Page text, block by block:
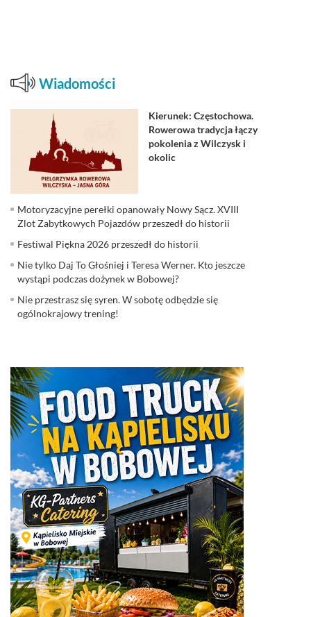
Wiadomości
Kierunek: Częstochowa.
Rowerowa tradycja łączy
pokolenia z Wilczysk i
okolic
Motoryzacyjne perełki opanowały Nowy Sącz. XVIII
Zlot Zabytkowych Pojazdów przeszedł do historii
Festiwal Piękna 2026 przeszedł do historii
Nie tylko Daj To Głośniej i Teresa Werner. Kto jeszcze
wystąpi podczas dożynek w Bobowej?
Nie przestrasz się syren. W sobotę odbędzie się
ogólnokrajowy trening!